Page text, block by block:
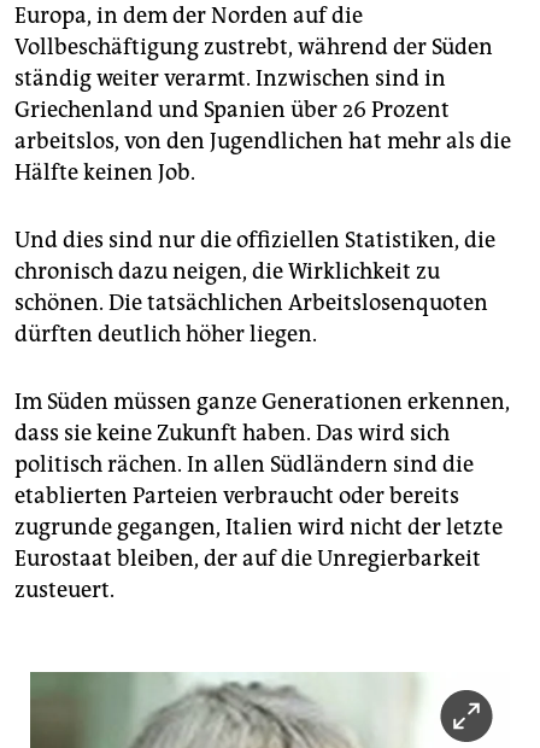
Europa, in dem der Norden auf die
Vollbeschäftigung zustrebt, während der Süden
ständig weiter verarmt. Inzwischen sind in
Griechenland und Spanien über 26 Prozent
arbeitslos, von den Jugendlichen hat mehr als die
Hälfte keinen Job.
Und dies sind nur die offiziellen Statistiken, die
chronisch dazu neigen, die Wirklichkeit zu
schönen. Die tatsächlichen Arbeitslosenquoten
dürften deutlich höher liegen.
Im Süden müssen ganze Generationen erkennen,
dass sie keine Zukunft haben. Das wird sich
politisch rächen. In allen Südländern sind die
etablierten Parteien verbraucht oder bereits
zugrunde gegangen, Italien wird nicht der letzte
Eurostaat bleiben, der auf die Unregierbarkeit
zusteuert.